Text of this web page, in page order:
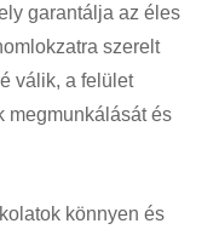
garantálja az éles
szerelt
válik, a felület
megmunkálását és
könnyen és